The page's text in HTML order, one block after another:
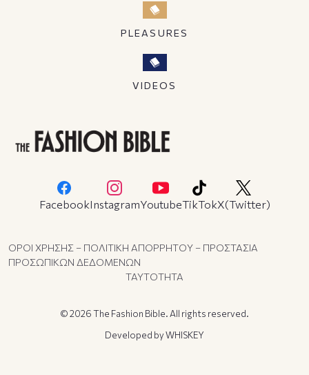
PLEASURES
VIDEOS
FacebookInstagramYoutubeTikTokX(Twitter)
ΟΡΟΙ ΧΡΗΣΗΣ – ΠΟΛΙΤΙΚΗ ΑΠΟΡΡΗΤΟΥ – ΠΡΟΣΤΑΣΙΑ
ΠΡΟΣΩΠΙΚΩΝ ΔΕΔΟΜΕΝΩΝ
ΤΑΥΤΟΤΗΤΑ
© 2026 The Fashion Bible. All rights reserved.
Developed byWHISKEY